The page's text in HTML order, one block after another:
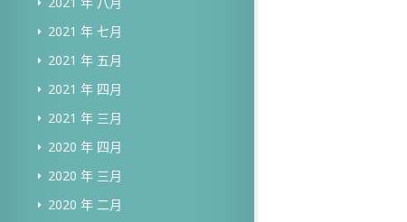
2021 年 七月
2021 年 五月
2021 年 四月
2021 年 三月
2020 年 四月
2020 年 三月
2020 年 二月